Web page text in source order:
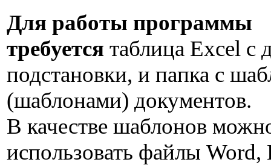
Для работы программы
требуется таблица Excel с
подстановки, и папка с
(шаблонами) документов.
В качестве шаблонов
использовать файлы Word,